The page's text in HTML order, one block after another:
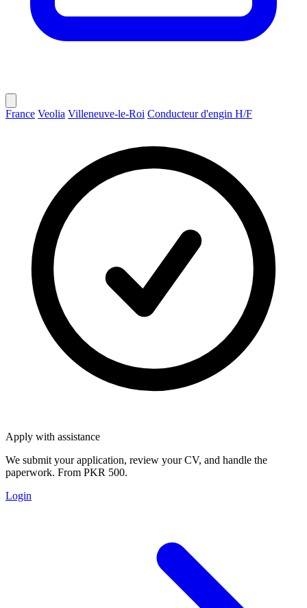
France Veolia Villeneuve-le-Roi Conducteur d'engin H/F
Apply with assistance
We submit your application, review your CV, and handle the
paperwork. From PKR 500.
Login